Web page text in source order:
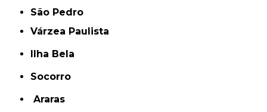
São Pedro
Várzea Paulista
Ilha Bela
Socorro
Araras